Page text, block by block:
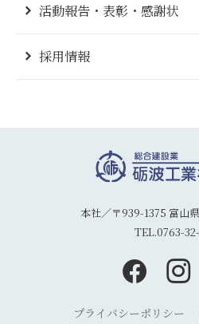
活動報告・表彰・感謝状
採用情報
本社／〒939-1375 富山
TEL.0763-
プライバシーポリシー